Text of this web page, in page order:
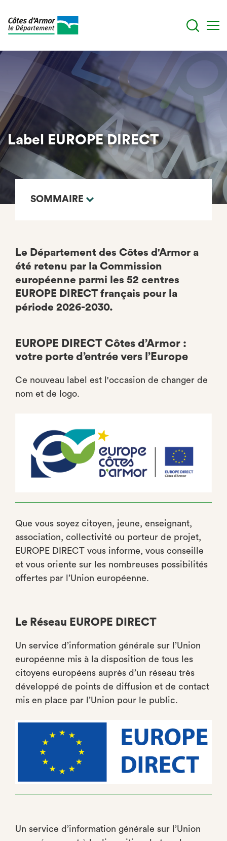
Aller
contenu
principal
Label EUROPE DIRECT
SOMMAIRE
Le Département des Côtes d'Armor a
été retenu par la Commission
européenne parmi les 52 centres
EUROPE DIRECT français pour la
période 2026-2030.
EUROPE DIRECT Côtes d’Armor :
votre porte d’entrée vers l’Europe
Ce nouveau label est l'occasion de changer de
nom et de logo.
Que vous soyez citoyen, jeune, enseignant,
association, collectivité ou porteur de projet,
EUROPE DIRECT vous informe, vous conseille
et vous oriente sur les nombreuses possibilités
offertes par l’Union européenne.
Le Réseau EUROPE DIRECT
Un service d’information générale sur l’Union
européenne mis à la disposition de tous les
citoyens européens auprès d’un réseau très
développé de points de diffusion et de contact
mis en place par l’Union pour le public.
Un service d’information générale sur l’Union